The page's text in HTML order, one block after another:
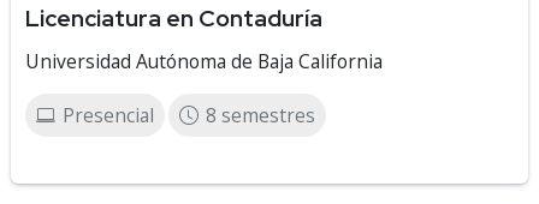
Licenciatura en Contaduría
Universidad Autónoma de Baja California
Presencial 8 semestres